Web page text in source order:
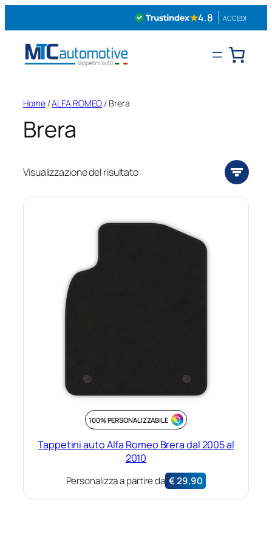
★4.8 ACCEDI
Home/ALFA ROMEO / Brera
Brera
Visualizzazione del risultato
100% PERSONALIZZABILE
Tappetini auto Alfa Romeo Brera dal 2005 al
2010
Personalizza a partire da €29,90